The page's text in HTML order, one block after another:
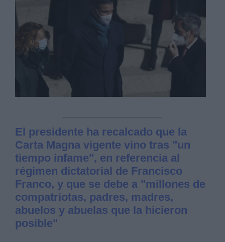
El presidente ha recalcado que la
Carta Magna vigente vino tras "un
tiempo infame", en referencia al
régimen dictatorial de Francisco
Franco, y que se debe a "millones de
compatriotas, padres, madres,
abuelos y abuelas que la hicieron
posible"